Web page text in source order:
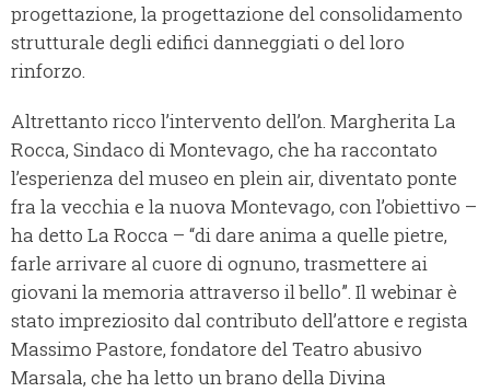
progettazione, la progettazione del consolidamento
strutturale degli edifici danneggiati o del loro
rinforzo.
Altrettanto ricco l’intervento dell’on. Margherita La
Rocca, Sindaco di Montevago, che ha raccontato
l’esperienza del museo en plein air, diventato ponte
fra la vecchia e la nuova Montevago, con l’obiettivo –
ha detto La Rocca – “di dare anima a quelle pietre,
farle arrivare al cuore di ognuno, trasmettere ai
giovani la memoria attraverso il bello”. Il webinar è
stato impreziosito dal contributo dell’attore e regista
Massimo Pastore, fondatore del Teatro abusivo
Marsala, che ha letto un brano della Divina